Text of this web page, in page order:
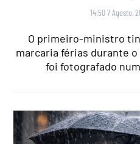
14:50 7 Agosto,
O primeiro-ministro
marcaria férias durante
foi fotografado